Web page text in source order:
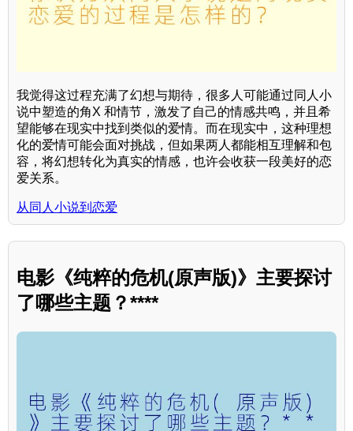
我觉得这过程充满了幻想与期待，很多人可能通过同人小
说中塑造的角X 和情节，激发了自己的情感共鸣，并且希
望能够在现实中找到类似的爱情。而在现实中，这种理想
化的爱情可能会面对挑战，但如果两人都能相互理解和包
容，将幻想转化为真实的情感，也许会收获一段美好的恋
爱关系。
从同人小说到恋爱
电影《纯粹的危机(原声版)》主要探讨
了哪些主题？****